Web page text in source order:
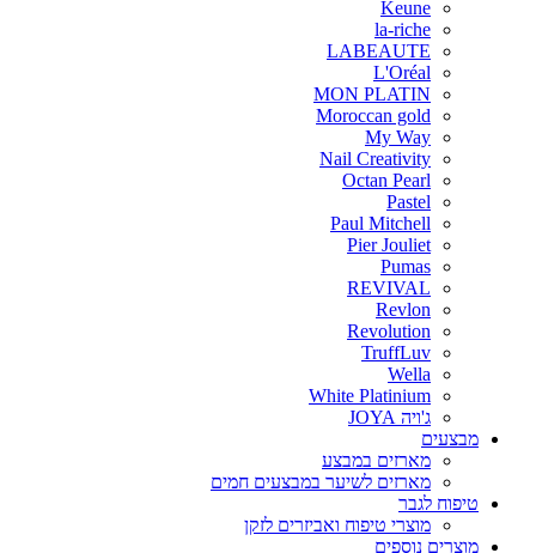
Keune
la-riche
LABEAUTE
L'Oréal
MON PLATIN
Moroccan gold
My Way
Nail Creativity
Octan Pearl
Pastel
Paul Mitchell
Pier Jouliet
Pumas
REVIVAL
Revlon
Revolution
TruffLuv
Wella
White Platinium
ג'ויה JOYA
מבצעים
מארזים במבצע
מארזים לשיער במבצעים חמים
טיפוח לגבר
מוצרי טיפוח ואביזרים לזקן
מוצרים נוספים